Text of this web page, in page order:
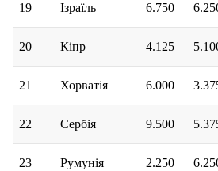
19 Iзраїль 6.750
20 Кіпр 4.125
21 Хорватія 6.000
22 Сербія 9.500
23 Румунія 2.250